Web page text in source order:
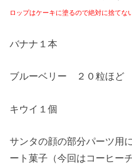
ロップはケーキに塗るので絶対に捨てな
バナナ１本
ブルーベリー ２０粒ほど
キウイ１個
サンタの顔の部分パーツ用
ート菓子（今回はコーヒー